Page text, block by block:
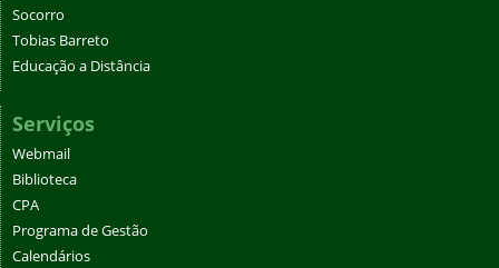
Socorro
Tobias Barreto
Educação a Distância
Serviços
Webmail
Biblioteca
CPA
Programa de Gestão
Calendários